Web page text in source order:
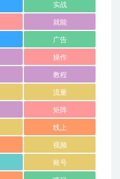
实战
就能
广告
操作
教程
流量
矩阵
线上
视频
账号